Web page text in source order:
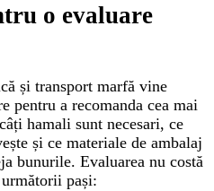
o evaluare
și transport marfă vine
pentru a recomanda cea mai
hamali sunt necesari, ce
și ce materiale de ambalaj
bunurile. Evaluarea nu costă
pași: